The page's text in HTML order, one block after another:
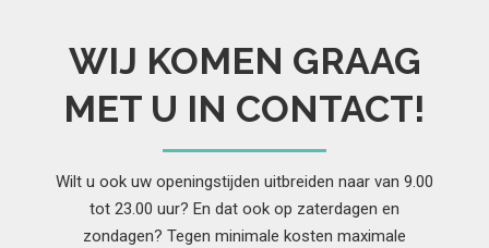
WIJ KOMEN GRAAG
MET U IN CONTACT!
Wilt u ook uw openingstijden uitbreiden naar van 9.00
tot 23.00 uur? En dat ook op zaterdagen en
zondagen? Tegen minimale kosten maximale